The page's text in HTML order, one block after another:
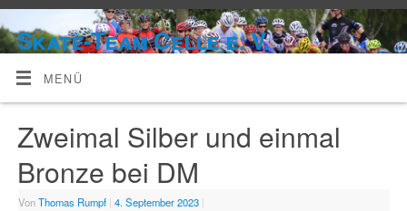
Skate-Team Celle e. V.
MENÜ
Zweimal Silber und einmal
Bronze bei DM
VonThomas Rumpf | 4. September 2023 |